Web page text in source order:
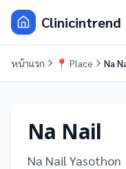
Clinicintrend
หน้าแรก 📍 Place Na
Na Nail
Na Nail Yasothon